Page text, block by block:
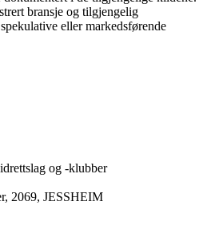
bransje og tilgjengelig
eller markedsførende
og -klubber
2069, JESSHEIM